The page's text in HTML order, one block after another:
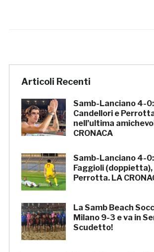
Articoli Recenti
Samb-Lanciano 4-
Candellori e
nell’ultima
CRONACA
Samb-Lanciano 4-0:
Faggioli (doppietta),
Perrotta. LA
La Samb Beach
Milano 9-3 e va in
Scudetto!